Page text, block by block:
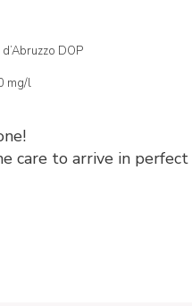
DOP
mg/l
care to arrive in